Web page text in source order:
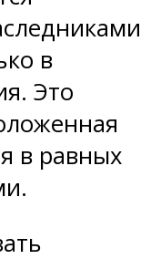
в
Это
в равных